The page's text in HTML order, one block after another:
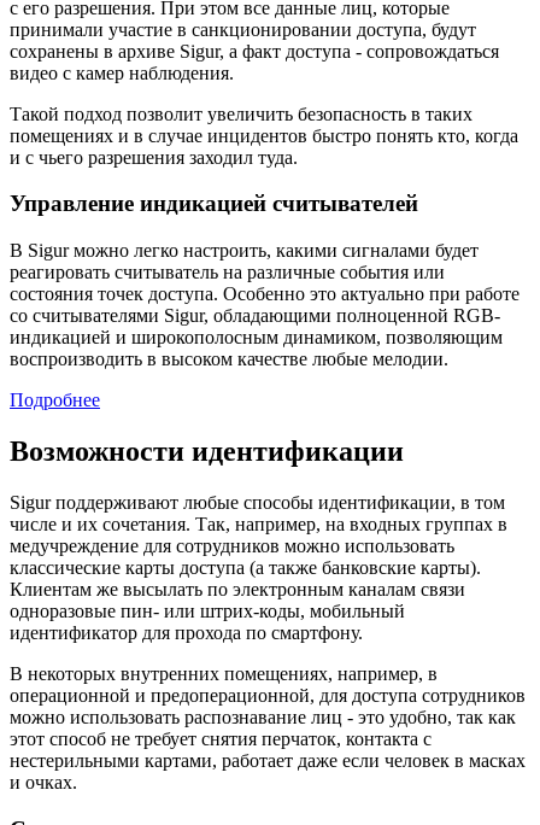
с его разрешения. При этом все данные лиц, которые
принимали участие в санкционировании доступа, будут
сохранены в архиве Sigur, а факт доступа - сопровождаться
видео с камер наблюдения.
Такой подход позволит увеличить безопасность в таких
помещениях и в случае инцидентов быстро понять кто, когда
и с чьего разрешения заходил туда.
Управление индикацией считывателей
В Sigur можно легко настроить, какими сигналами будет
реагировать считыватель на различные события или
состояния точек доступа. Особенно это актуально при работе
со считывателями Sigur, обладающими полноценной RGB-
индикацией и широкополосным динамиком, позволяющим
воспроизводить в высоком качестве любые мелодии.
Подробнее
Возможности идентификации
Sigur поддерживают любые способы идентификации, в том
числе и их сочетания. Так, например, на входных группах в
медучреждение для сотрудников можно использовать
классические карты доступа (а также банковские карты).
Клиентам же высылать по электронным каналам связи
одноразовые пин- или штрих-коды, мобильный
идентификатор для прохода по смартфону.
В некоторых внутренних помещениях, например, в
операционной и предоперационной, для доступа сотрудников
можно использовать распознавание лиц - это удобно, так как
этот способ не требует снятия перчаток, контакта с
нестерильными картами, работает даже если человек в масках
и очках.